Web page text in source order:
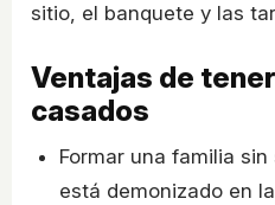
sitio, el banquete y las
Ventajas de
casados
Formar una familia
está demonizado en